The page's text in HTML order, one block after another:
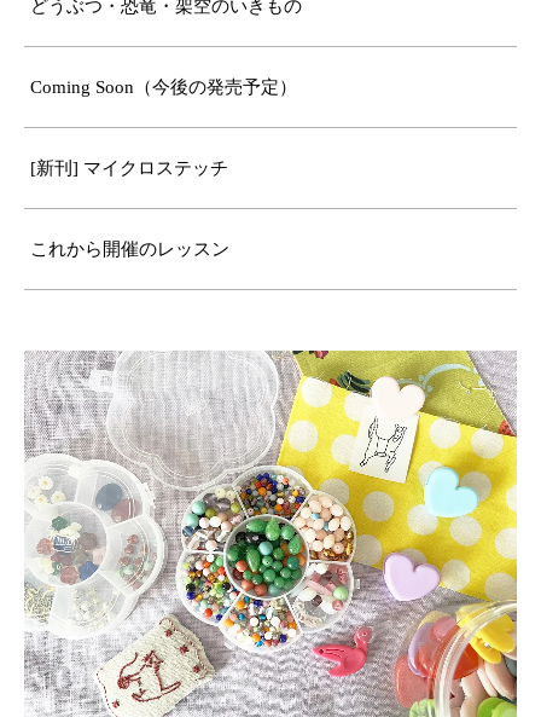
どうぶつ・恐竜・架空のいきもの
Coming Soon（今後の発売予定）
[新刊] マイクロステッチ
これから開催のレッスン